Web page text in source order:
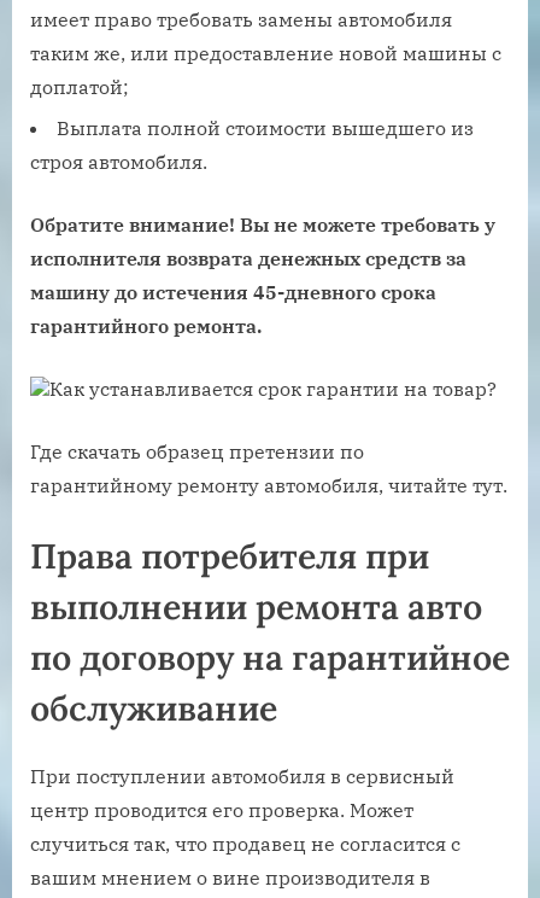
имеет право требовать замены автомобиля
таким же, или предоставление новой машины с
доплатой;
Выплата полной стоимости вышедшего из
строя автомобиля.
Обратите внимание! Вы не можете требовать у
исполнителя возврата денежных средств за
машину до истечения 45-дневного срока
гарантийного ремонта.
Как устанавливается срок гарантии на товар?
Где скачать образец претензии по
гарантийному ремонту автомобиля, читайте тут.
Права потребителя при
выполнении ремонта авто
по договору на гарантийное
обслуживание
При поступлении автомобиля в сервисный
центр проводится его проверка. Может
случиться так, что продавец не согласится с
вашим мнением о вине производителя в